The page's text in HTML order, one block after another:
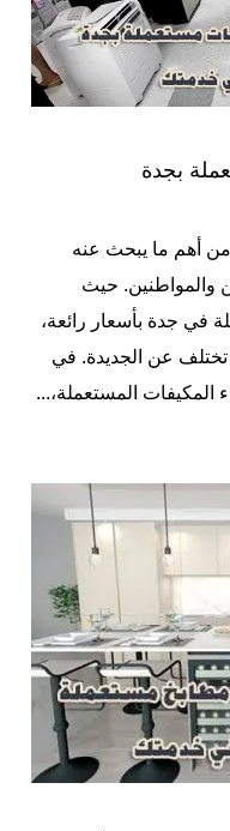
بجدة
أهم ما يبحث عنه
والمواطنين. حيث
في جدة بأسعار رائعة،
تختلف عن الجديدة. في
المكيفات المستعملة،...